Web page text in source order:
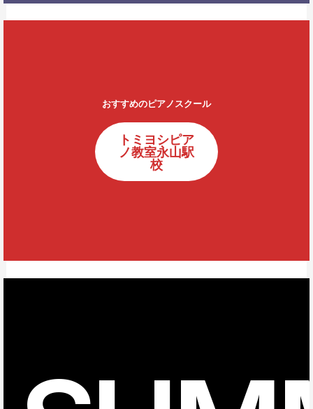
おすすめのピアノスクール
トミヨシピア
ノ教室永山駅
校